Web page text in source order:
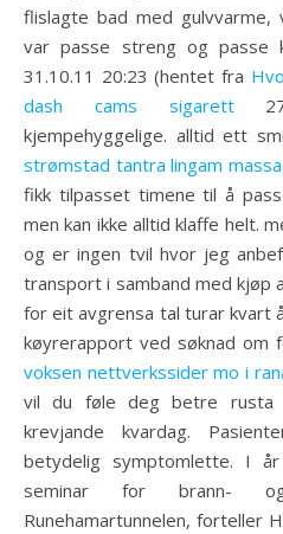
flislagte bad med gulvvarme,
var passe streng og passe
31.10.11 20:23 (hentet fra
dash cams sigarett27-
kjempehyggelige. alltid ett
strømstad tantra lingam
fikk tilpasset timene til å
men kan ikke alltid klaffe helt.
og er ingen tvil hvor jeg
transport i samband med kjøp
for eit avgrensa tal turar kvart
køyrerapport ved søknad om
voksen nettverkssider mo i
vil du føle deg betre
krevjande kvardag.
betydelig symptomlette. I
seminar for brann-
Runehamartunnelen, forteller